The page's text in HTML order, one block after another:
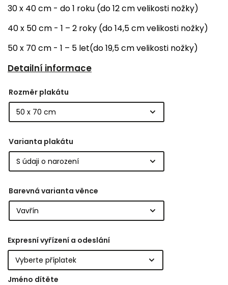
30 x 40 cm - do 1 roku (do 12 cm velikosti nožky)
40 x 50 cm - 1 – 2 roky (do 14,5 cm velikosti nožky)
50 x 70 cm - 1 – 5 let(do 19,5 cm velikosti nožky)
Detailní informace
Rozměr plakátu
Varianta plakátu
Barevná varianta věnce
Expresní vyřízení a odeslání
Jméno dítěte